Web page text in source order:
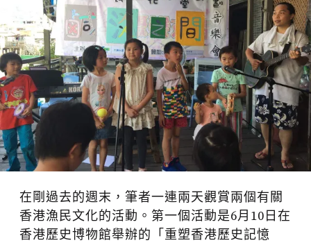
在剛過去的週末，筆者一連兩天觀賞兩個有關
香港漁民文化的活動。第一個活動是6月10日在
香港歷史博物館舉辦的「重塑香港歷史記憶